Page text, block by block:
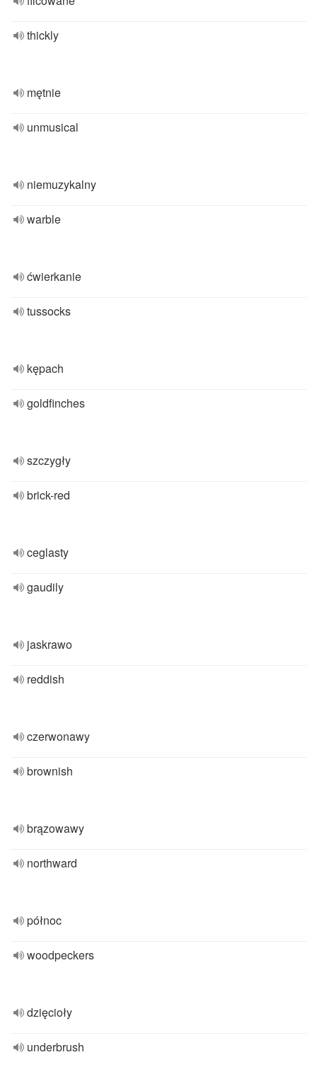
thickly
mętnie
unmusical
niemuzykalny
warble
ćwierkanie
tussocks
kępach
goldfinches
szczygły
brick-red
ceglasty
gaudily
jaskrawo
reddish
czerwonawy
brownish
brązowawy
northward
północ
woodpeckers
dzięcioły
underbrush